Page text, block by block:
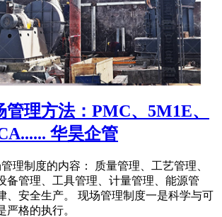
管理方法：PMC、5M1E、
华昊企管
理制度的内容： 质量管理、工艺管理、
备管理、工具管理、计量管理、能源管
、安全生产。 现场管理制度一是科学与可
严格的执行。